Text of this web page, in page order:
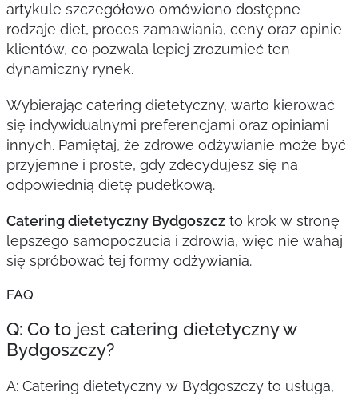
artykule szczegółowo omówiono dostępne
rodzaje diet, proces zamawiania, ceny oraz opinie
klientów, co pozwala lepiej zrozumieć ten
dynamiczny rynek.
Wybierając catering dietetyczny, warto kierować
się indywidualnymi preferencjami oraz opiniami
innych. Pamiętaj, że zdrowe odżywianie może być
przyjemne i proste, gdy zdecydujesz się na
odpowiednią dietę pudełkową.
Catering dietetyczny Bydgoszczto krok w stronę
lepszego samopoczucia i zdrowia, więc nie wahaj
się spróbować tej formy odżywiania.
FAQ
Q: Co to jest catering dietetyczny w
Bydgoszczy?
A: Catering dietetyczny w Bydgoszczy to usługa,